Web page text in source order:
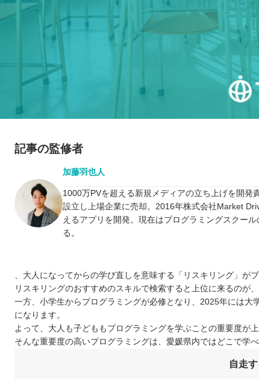
記事の監修者
加藤羽也人
1000万PVを超える新規メディアの立ち上げを開発
設立し上場企業に売却。2016年株式会社Market
えるアプリを開発。現在はプログラミングスクー
る。
、大人になってからの学び直しを意味する「リスキリング」が
リスキリングのおすすめのスキルで検索すると上位に来るのが
一方、小学生からプログラミングが必修となり、2025年には
になります。
よって、大人も子どももプログラミングを学ぶことの重要度が
そんな重要度の高いプログラミングは、愛媛県内ではどこで学べ
自走